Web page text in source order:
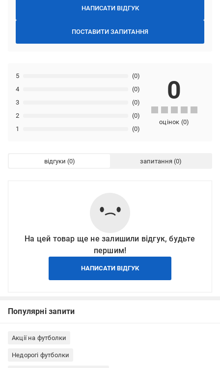
НАПИСАТИ ВІДГУК
ПОСТАВИТИ ЗАПИТАННЯ
1 (0)
2 (0)
3 (0)
4 (0)
5 (0)
0
оцінок (0)
відгуки запитання
На цей товар ще не залишили відгук, будьте
першим!
НАПИСАТИ ВІДГУК
Популярні запити
Акції на футболки
Недорогі футболки